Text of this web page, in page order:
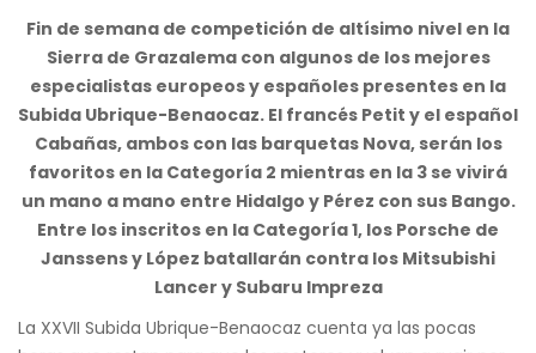
Fin de semana de competición de altísimo nivel en la
Sierra de Grazalema con algunos de los mejores
especialistas europeos y españoles presentes en la
Subida Ubrique-Benaocaz. El francés Petit y el español
Cabañas, ambos con las barquetas Nova, serán los
favoritos en la Categoría 2 mientras en la 3 se vivirá
un mano a mano entre Hidalgo y Pérez con sus Bango.
Entre los inscritos en la Categoría 1, los Porsche de
Janssens y López batallarán contra los Mitsubishi
Lancer y Subaru Impreza
La XXVII Subida Ubrique-Benaocaz cuenta ya las pocas